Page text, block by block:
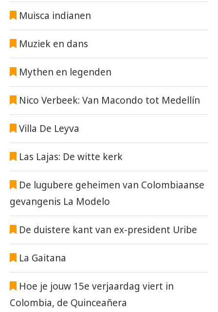
Muisca indianen
Muziek en dans
Mythen en legenden
Nico Verbeek: Van Macondo tot Medellín
Villa De Leyva
Las Lajas: De witte kerk
De lugubere geheimen van Colombiaanse
gevangenis La Modelo
De duistere kant van ex-president Uribe
La Gaitana
Hoe je jouw 15e verjaardag viert in
Colombia, de Quinceañera